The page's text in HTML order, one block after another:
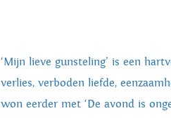
‘Mijn lieve gunsteling’ is een
verlies, verboden liefde,
won eerder met ‘De avond is